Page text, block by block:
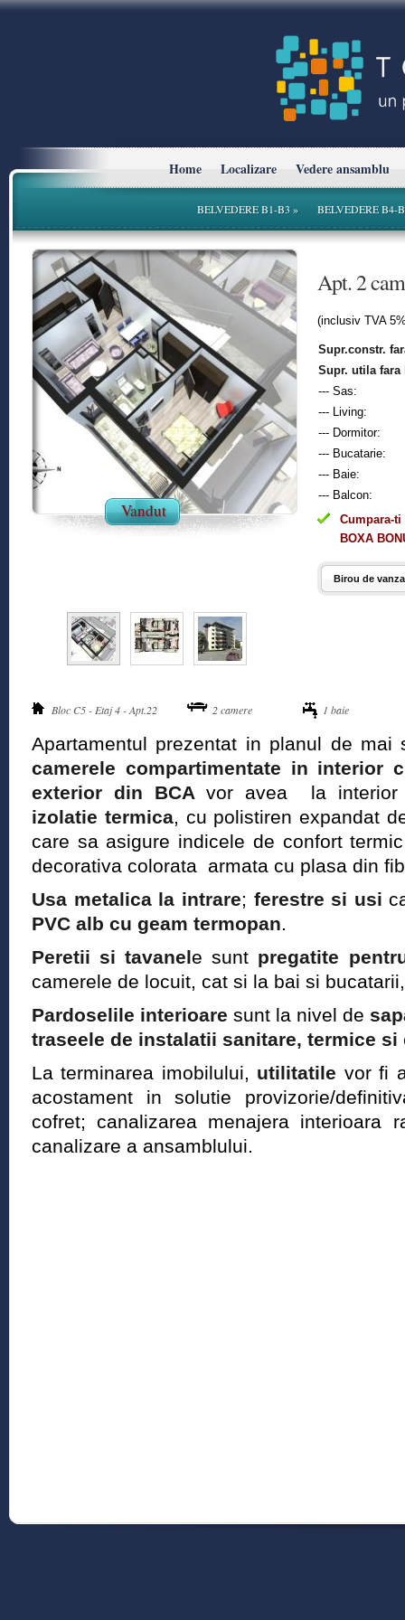
Home Localizare Vedere ansamblu
BELVEDERE B1-B3» BELVEDERE B4-
Vandut
* Planurile si suprafetele sunt cu titlu informativ.
Apt. 2
(inclusiv TVA
Supr.constr.
Supr. utila fara
--- Sas:
--- Living:
--- Dormitor:
--- Bucatarie:
--- Baie:
--- Balcon:
Cumpara-
BOXA
Birou de
Bloc C5 - Etaj 4 - Apt.22 2 camere 1 baie
Apartamentul prezentat in planul de
camerele compartimentate in interior
exterior din BCA vor avea la interior
izolatie termica, cu polistiren expandat
care sa asigure indicele de confort
decorativa colorata armata cu plasa din
Usa metalica la intrare; ferestre si usi
PVC alb cu geam termopan.
Peretii si tavanele sunt pregatite
camerele de locuit, cat si la bai si
Pardoselile interioare sunt la nivel de
traseele de instalatii sanitare, termice si
La terminarea imobilului, utilitatile vor fi
acostament in solutie provizorie/
cofret; canalizarea menajera interioara
canalizare a ansamblului.